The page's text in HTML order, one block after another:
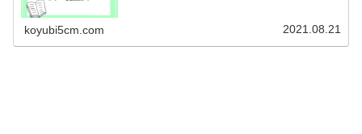
koyubi5cm.com 2021.08.21